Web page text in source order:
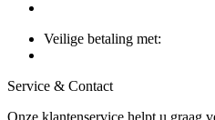
Veilige betaling met:
Service & Contact
Onze klantenservice helpt u graag